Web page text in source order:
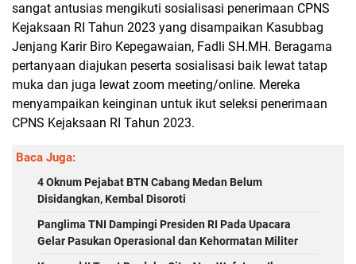
sangat antusias mengikuti sosialisasi penerimaan CPNS
Kejaksaan RI Tahun 2023 yang disampaikan Kasubbag
Jenjang Karir Biro Kepegawaian, Fadli SH.MH. Beragama
pertanyaan diajukan peserta sosialisasi baik lewat tatap
muka dan juga lewat zoom meeting/online. Mereka
menyampaikan keinginan untuk ikut seleksi penerimaan
CPNS Kejaksaan RI Tahun 2023.
Baca Juga:
4 Oknum Pejabat BTN Cabang Medan Belum
Disidangkan, Kembal Disoroti
Panglima TNI Dampingi Presiden RI Pada Upacara
Gelar Pasukan Operasional dan Kehormatan Militer